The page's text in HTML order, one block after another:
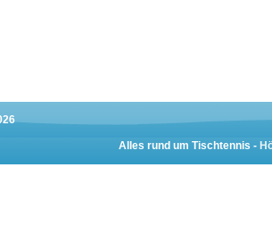
Alles rund um Tischtennis -